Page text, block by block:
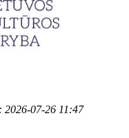
2026-07-26 11:47